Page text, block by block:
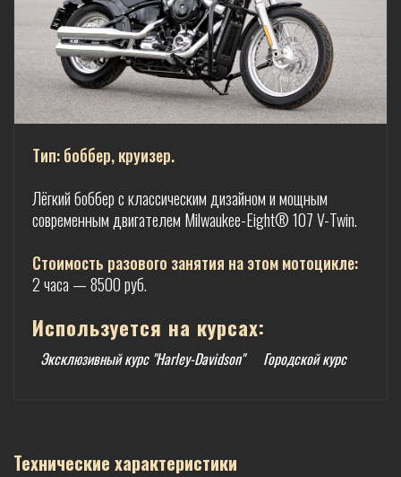
Тип: боббер, круизер.
Лёгкий боббер с классическим дизайном и мощным
современным двигателем Milwaukee-Eight® 107 V-Twin.
Стоимость разового занятия на этом мотоцикле:
2 часа — 8500 руб.
Используется на курсах:
Эксклюзивный курс "Harley-Davidson" Городской курс
Технические характеристики